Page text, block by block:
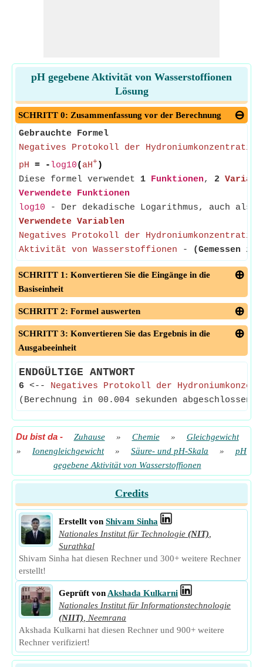
pH gegebene Aktivität von Wasserstoffionen
Lösung
SCHRITT 0: Zusammenfassung vor der Berechnung
Gebrauchte Formel
Negatives Protokoll der Hydroniumkonzentration
pH = - log10( aH+ )
Diese formel verwendet 1 Funktionen, 2
Verwendete Funktionen
log10 - Der dekadische Logarithmus, auch als
Verwendete Variablen
Negatives Protokoll der Hydroniumkonzentration
Aktivität von Wasserstoffionen - (Gemessen
SCHRITT 1: Konvertieren Sie die Eingänge in die
Basiseinheit
SCHRITT 2: Formel auswerten
SCHRITT 3: Konvertieren Sie das Ergebnis in die
Ausgabeeinheit
ENDGÜLTIGE ANTWORT
6 <-- Negatives Protokoll der
(Berechnung in 00.004 sekunden abgeschlossen)
Du bist da- Zuhause » Chemie »
Gleichgewicht
»
Ionengleichgewicht » Säure- und pH-Skala »
pH
gegebene Aktivität von Wasserstoffionen
Credits
Erstellt von Shivam Sinha
Nationales Institut für Technologie (NIT)
Surathkal
Shivam Sinha hat diesen Rechner und 300+ weitere Rechner
erstellt!
Geprüft von Akshada Kulkarni
Nationales Institut für Informationstechnologie
(NIIT)
Neemrana
Akshada Kulkarni hat diesen Rechner und 900+ weitere
Rechner verifiziert!